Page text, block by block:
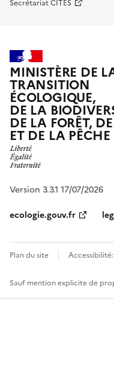
Secrétariat CITES
MINISTÈRE DE
TRANSITION
ÉCOLOGIQUE,
DE LA
DE LA FORÊT,
ET DE LA PÊCHE
Version 3.3.1 17/07/2026
ecologie.gouv.fr
Plan du site
Sauf mention explicite de